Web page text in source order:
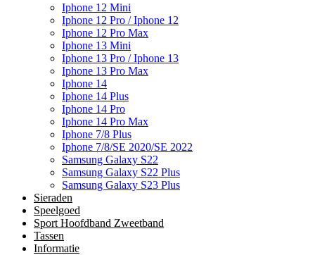
Iphone 12 Mini
Iphone 12 Pro / Iphone 12
Iphone 12 Pro Max
Iphone 13 Mini
Iphone 13 Pro / Iphone 13
Iphone 13 Pro Max
Iphone 14
Iphone 14 Plus
Iphone 14 Pro
Iphone 14 Pro Max
Iphone 7/8 Plus
Iphone 7/8/SE 2020/SE 2022
Samsung Galaxy S22
Samsung Galaxy S22 Plus
Samsung Galaxy S23 Plus
Sieraden
Speelgoed
Sport Hoofdband Zweetband
Tassen
Informatie